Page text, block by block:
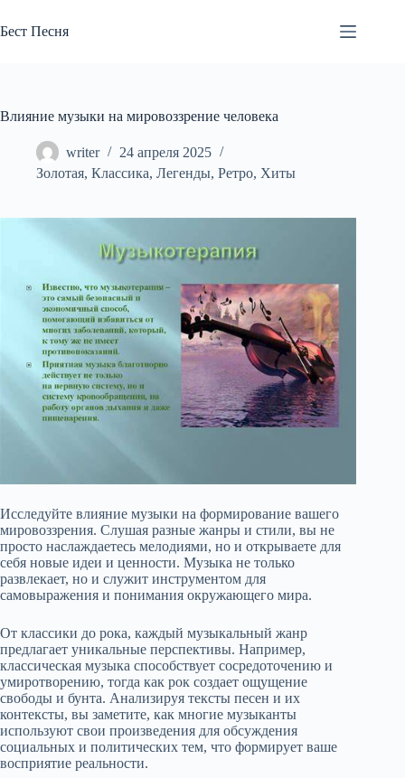
к
сути
Бест Песня
Влияние музыки на мировоззрение человека
writer
24 апреля 2025
Золотая, Классика, Легенды, Ретро, Хиты
Исследуйте влияние музыки на формирование вашего
мировоззрения. Слушая разные жанры и стили, вы не
просто наслаждаетесь мелодиями, но и открываете для
себя новые идеи и ценности. Музыка не только
развлекает, но и служит инструментом для
самовыражения и понимания окружающего мира.
От классики до рока, каждый музыкальный жанр
предлагает уникальные перспективы. Например,
классическая музыка способствует сосредоточению и
умиротворению, тогда как рок создает ощущение
свободы и бунта. Анализируя тексты песен и их
контексты, вы заметите, как многие музыканты
используют свои произведения для обсуждения
социальных и политических тем, что формирует ваше
восприятие реальности.